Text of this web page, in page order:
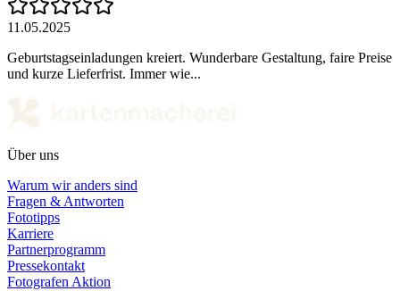
11.05.2025
Geburtstagseinladungen kreiert. Wunderbare Gestaltung, faire Preise
und kurze Lieferfrist. Immer wie...
Über uns
Warum wir anders sind
Fragen & Antworten
Fototipps
Karriere
Partnerprogramm
Pressekontakt
Fotografen Aktion